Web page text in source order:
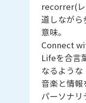
recorrer(レ
道しながら
意味。
Connect
Lifeを合言
なるような
音楽と情報
パーソナリ